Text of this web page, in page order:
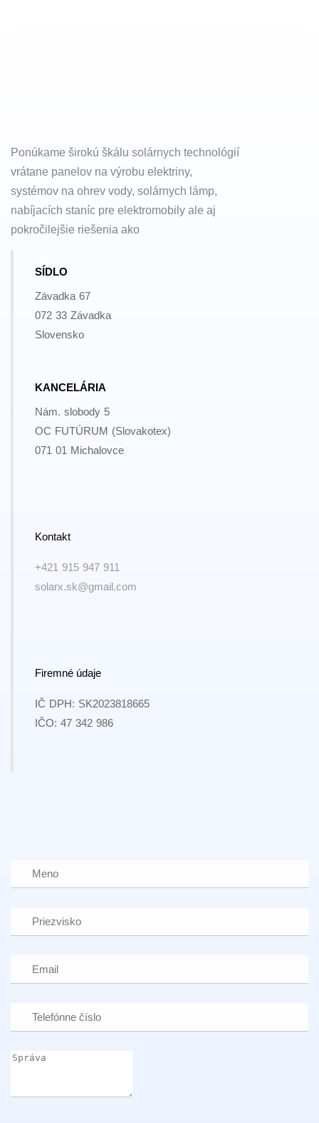
Ponúkame širokú škálu solárnych technológií
vrátane panelov na výrobu elektriny,
systémov na ohrev vody, solárnych lámp,
nabíjacích staníc pre elektromobily ale aj
pokročilejšie riešenia ako
SÍDLO
Závadka 67
072 33 Závadka
Slovensko
KANCELÁRIA
Nám. slobody 5
OC FUTÚRUM (Slovakotex)
071 01 Michalovce
Kontakt
+421 915 947 911
solarx.sk@gmail.com
Firemné údaje
IČ DPH: SK2023818665
IČO: 47 342 986